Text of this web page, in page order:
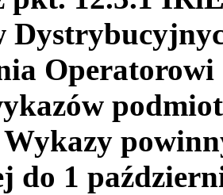
Wykazy
do 1